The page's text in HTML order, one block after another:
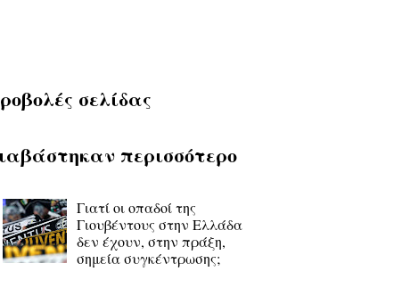
σελίδας
περισσότερο
Γιατί οι οπαδοί της
Γιουβέντους στην Ελλάδα
δεν έχουν, στην πράξη,
σημεία συγκέντρωσης;